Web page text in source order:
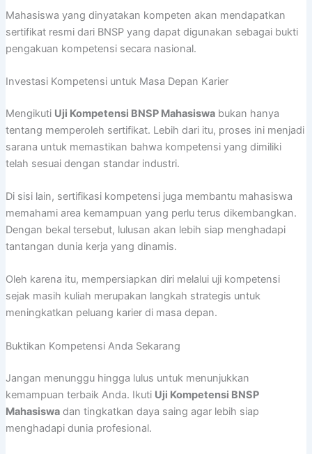
Mahasiswa yang dinyatakan kompeten akan mendapatkan
sertifikat resmi dari BNSP yang dapat digunakan sebagai bukti
pengakuan kompetensi secara nasional.
Investasi Kompetensi untuk Masa Depan Karier
Mengikuti Uji Kompetensi BNSP Mahasiswabukan hanya
tentang memperoleh sertifikat. Lebih dari itu, proses ini menjadi
sarana untuk memastikan bahwa kompetensi yang dimiliki
telah sesuai dengan standar industri.
Di sisi lain, sertifikasi kompetensi juga membantu mahasiswa
memahami area kemampuan yang perlu terus dikembangkan.
Dengan bekal tersebut, lulusan akan lebih siap menghadapi
tantangan dunia kerja yang dinamis.
Oleh karena itu, mempersiapkan diri melalui uji kompetensi
sejak masih kuliah merupakan langkah strategis untuk
meningkatkan peluang karier di masa depan.
Buktikan Kompetensi Anda Sekarang
Jangan menunggu hingga lulus untuk menunjukkan
kemampuan terbaik Anda. Ikuti Uji Kompetensi BNSP
Mahasiswadan tingkatkan daya saing agar lebih siap
menghadapi dunia profesional.